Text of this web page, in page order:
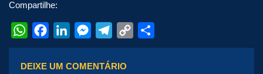
Compartilhe:
WhatsApp
Facebook
LinkedInMessenger
Telegram
Copy
Link
Share
DEIXE UM COMENTÁRIO